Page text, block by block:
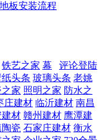
板安装流程
评论登陆
铁艺之家 幕
头条 玻璃头条 老姚
之家 照明之家 防水之
庄建材 临沂建材 南昌
材 赣州建材 鹰潭建
瓷 石家庄建材 衡水